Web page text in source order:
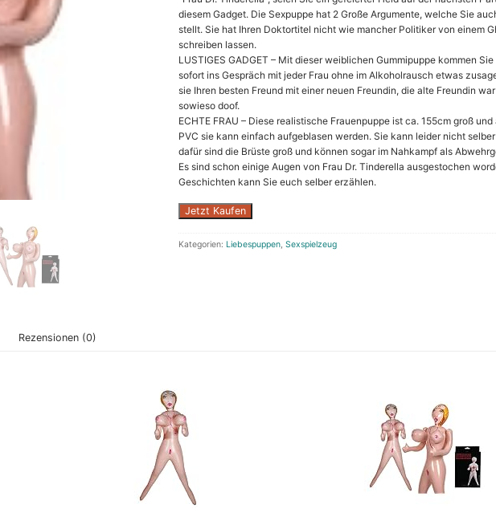
diesem Gadget. Die Sexpuppe hat 2 Große Argumente, welche Sie
stellt. Sie hat Ihren Doktortitel nicht wie mancher Politiker von einem
schreiben lassen.
LUSTIGES GADGET – Mit dieser weiblichen Gummipuppe kommen
sofort ins Gespräch mit jeder Frau ohne im Alkoholrausch etwas
sie Ihren besten Freund mit einer neuen Freundin, die alte Freundin
sowieso doof.
ECHTE FRAU – Diese realistische Frauenpuppe ist ca. 155cm groß und
PVC sie kann einfach aufgeblasen werden. Sie kann leider nicht
dafür sind die Brüste groß und können sogar im Nahkampf als
Es sind schon einige Augen von Frau Dr. Tinderella ausgestochen
Geschichten kann Sie euch selber erzählen.
Jetzt Kaufen
Kategorien: Liebespuppen, Sexspielzeug
Rezensionen (0)